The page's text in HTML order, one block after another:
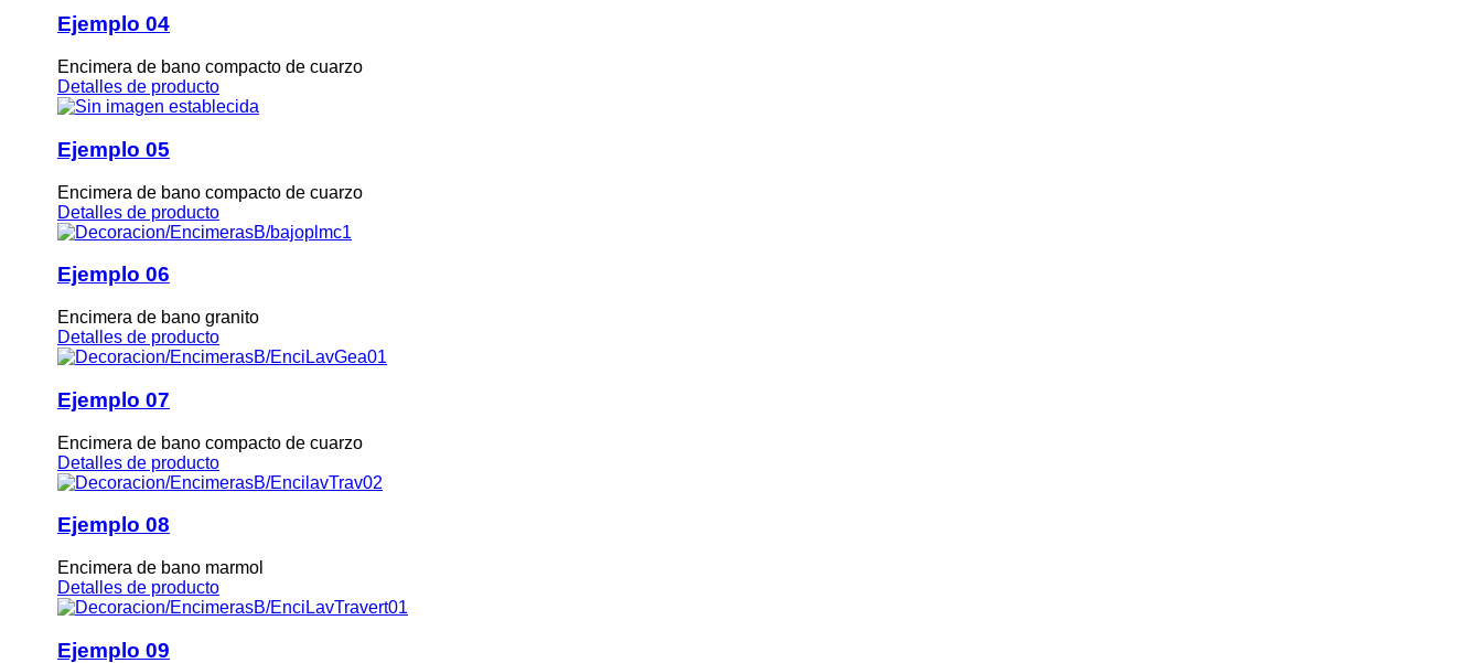
Ejemplo 04
Encimera de bano compacto de cuarzo
Detalles de producto
Ejemplo 05
Encimera de bano compacto de cuarzo
Detalles de producto
Ejemplo 06
Encimera de bano granito
Detalles de producto
Ejemplo 07
Encimera de bano compacto de cuarzo
Detalles de producto
Ejemplo 08
Encimera de bano marmol
Detalles de producto
Ejemplo 09